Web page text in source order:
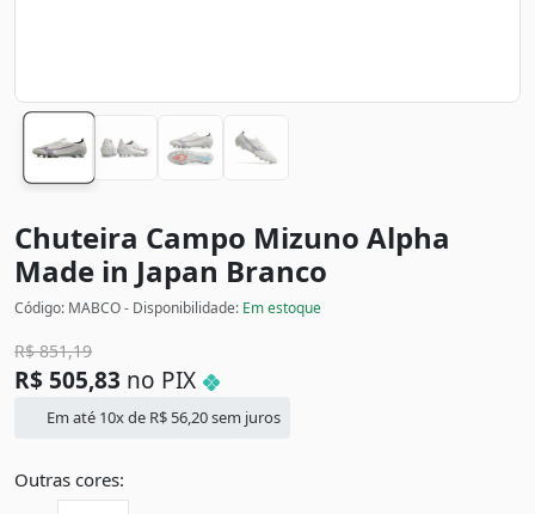
Chuteira Campo Mizuno Alpha
Made in Japan Branco
Código: MABCO - Disponibilidade: Em estoque
R$851,19
R$ 505,83 no PIX
Em até 10x de R$ 56,20sem juros
Outras cores: